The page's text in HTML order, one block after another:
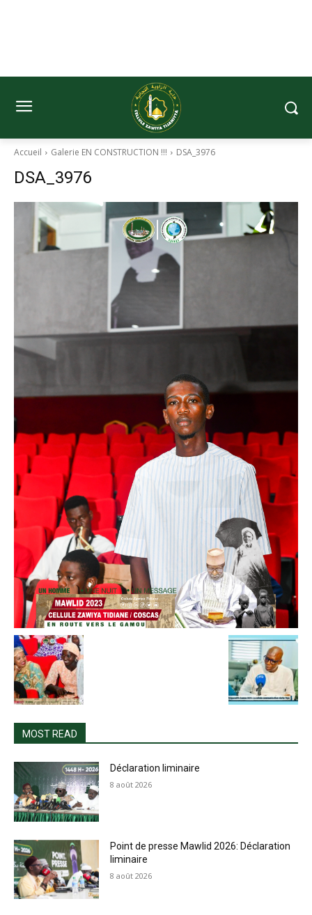
Accueil Galerie EN CONSTRUCTION !!! DSA_3976
DSA_3976
MOST READ
Déclaration liminaire
8 août 2026
Point de presse Mawlid 2026: Déclaration
liminaire
8 août 2026